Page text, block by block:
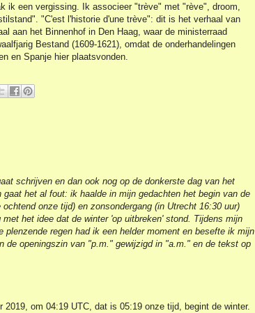
ik een vergissing. Ik associeer "trève" met "rève", droom,
"C'est l'historie d'une trève": dit is het verhaal van
aan het Binnenhof in Den Haag, waar de ministerraad
Bestand (1609-1621), omdat de onderhandelingen
en Spanje hier plaatsvonden.
schrijven en dan ook nog op de donkerste dag van het
gaat het al fout: ik haalde in mijn gedachten het begin van de
onze tijd) en zonsondergang (in Utrecht 16:30 uur)
het idee dat de winter 'op uitbreken' stond. Tijdens mijn
plenzende regen had ik een helder moment en besefte ik mijn
de openingszin van "p.m." gewijzigd in "a.m." en de tekst op
2019, om 04:19 UTC, dat is 05:19 onze tijd, begint de winter.